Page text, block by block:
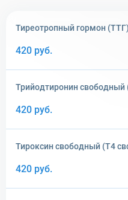
Тиреотропный гормон
420 руб.
Трийодтиронин
420 руб.
Тироксин свободный (Т4
420 руб.